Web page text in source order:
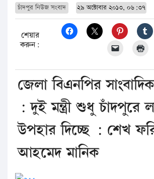
চাঁদপুর নিউজ সংবাদ ২৯ অক্টোবার ২০১৩, ০৬:৩৭
শেয়ার
করুন:
জেলা বিএনপির
: দুই মন্ত্রী শুধু চাঁদপুরে
উপহার দিচ্ছে : শেখ
আহমেদ মানিক